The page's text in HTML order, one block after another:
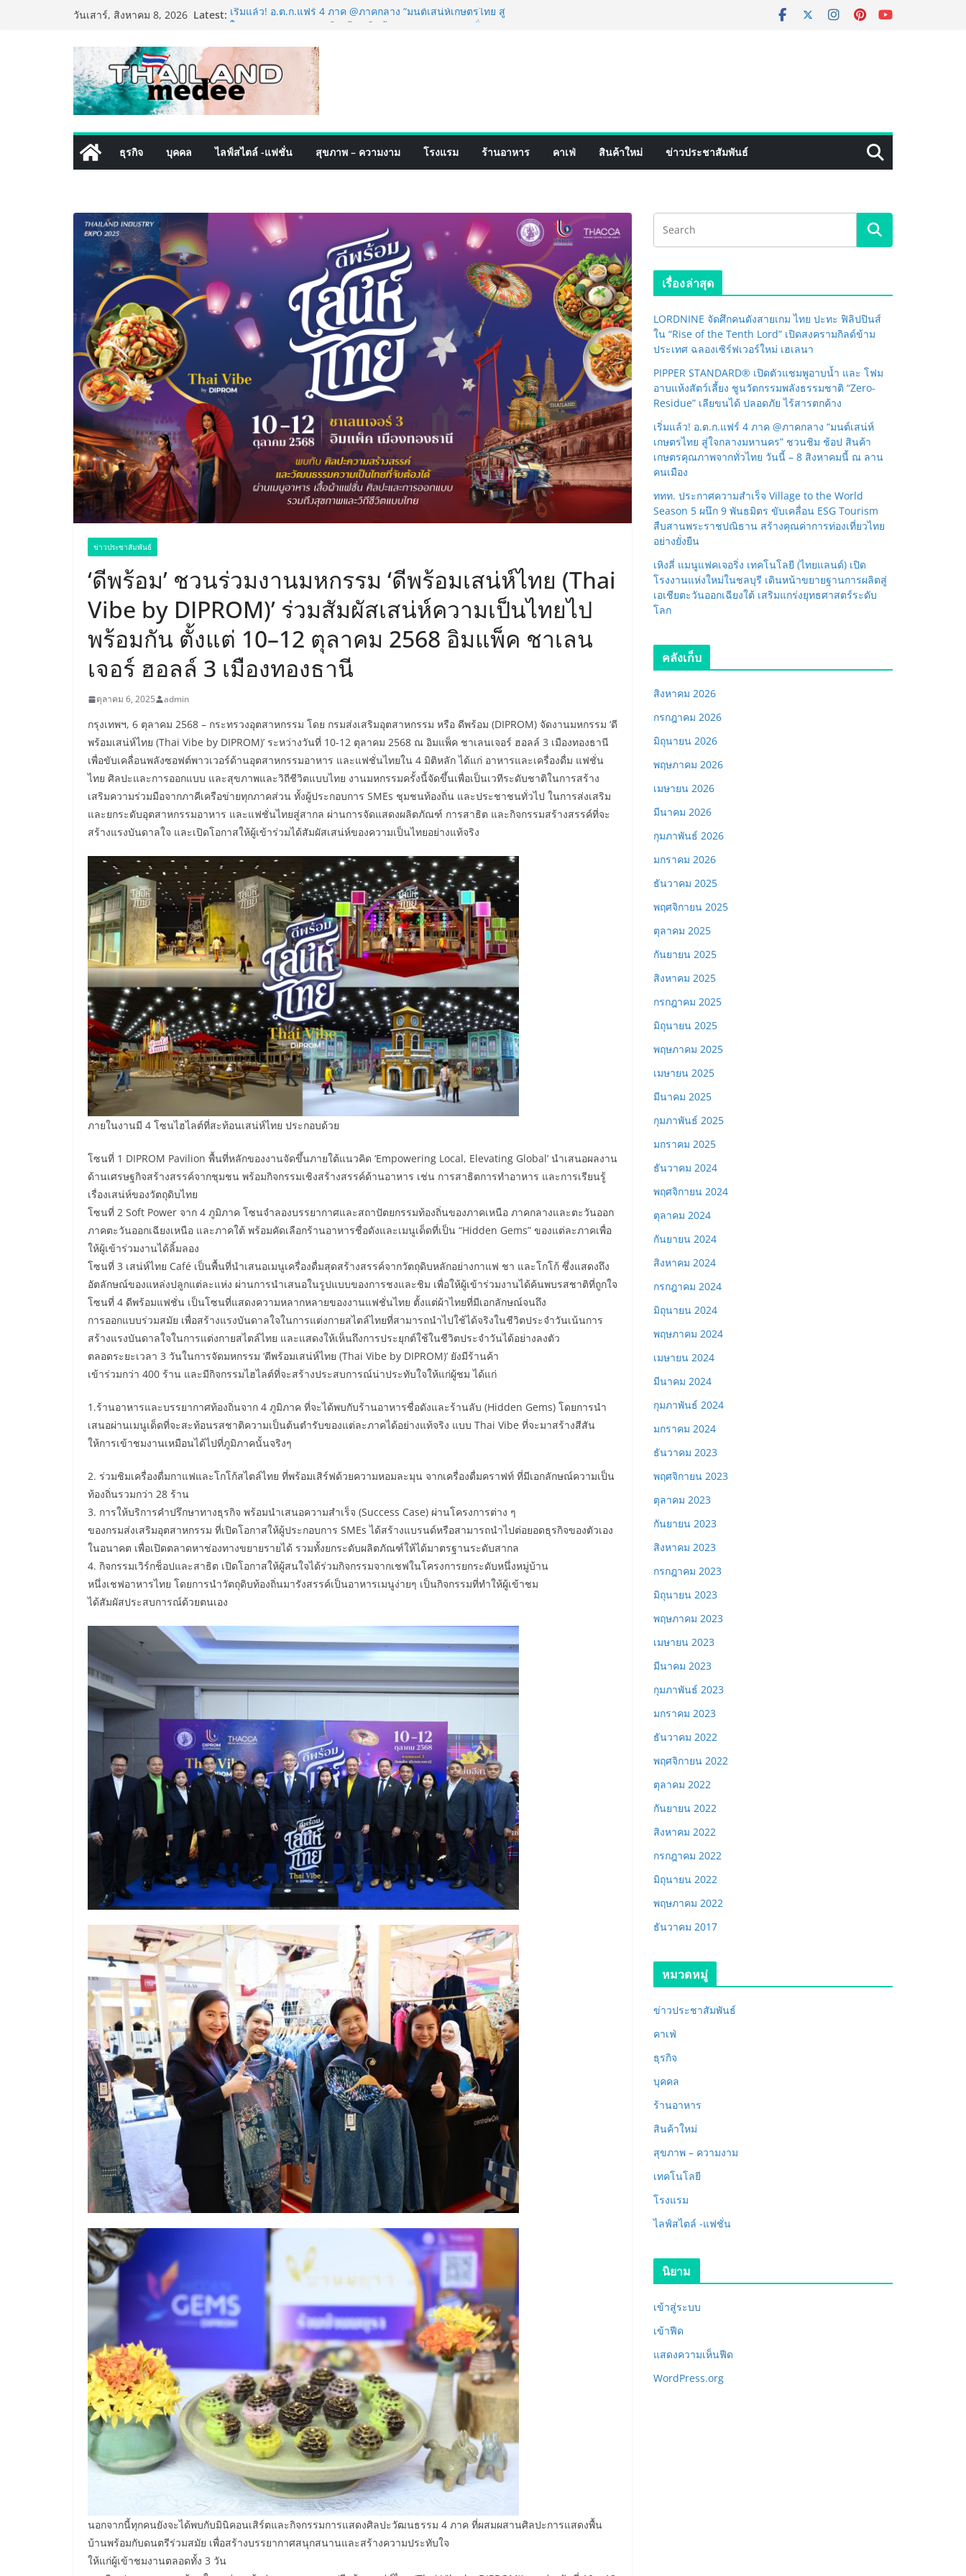
วันเสาร์, สิงหาคม 8, 2026 Latest: เริ่มแล้ว! อ.ต.ก.แฟร์ 4 ภาค @ภาคกลาง “มนต์เสน่ห์เกษตรไทย สู่
ททท. ประกาศความสำเร็จ Village to the World Season 5 ผนึก 9
พันธมิตร ขับเคลื่อน ESG Tourism สืบสานพระราชปณิธาน สร้าง
คุณค่าการท่องเที่ยวไทยอย่างยั่งยืน
เหิงลี่ แมนูแฟคเจอริ่ง เทคโนโลยี (ไทยแลนด์) เปิดโรงงานแห่งใหม่
ในชลบุรี เดินหน้าขยายฐานการผลิตสู่เอเชียตะวันออกเฉียงใต้
เสริมแกร่งยุทธศาสตร์ระดับโลก
LORDNINE จัดศึกคนดังสายเกม ไทย ปะทะ ฟิลิปปินส์ ใน “Rise of
the Tenth Lord” เปิดสงครามกิลด์ข้ามประเทศ ฉลองเซิร์ฟเวอร์
ใหม่ เฮเลนา
ปลอดภัย ไร้สารตกค้าง
ธุรกิจ บุคคล ไลฟ์สไตล์ -แฟชั่น สุขภาพ – ความงาม โรงแรม ร้านอาหาร คาเฟ่ สินค้าใหม่ ข่าวประชาสัมพันธ์
ข่าวประชาสัมพันธ์
‘ดีพร้อม’ ชวนร่วมงานมหกรรม ‘ดีพร้อมเสน่ห์ไทย (Thai
Vibe by DIPROM)’ ร่วมสัมผัสเสน่ห์ความเป็นไทยไป
พร้อมกัน ตั้งแต่ 10–12 ตุลาคม 2568 อิมแพ็ค ชาเลน
เจอร์ ฮอลล์ 3 เมืองทองธานี
ตุลาคม 6, 2025 admin
​กรุงเทพฯ, 6 ตุลาคม 2568 – กระทรวงอุตสาหกรรม โดย กรมส่งเสริมอุตสาหกรรม หรือ ดีพร้อม (DIPROM) จัดงานมหกรรม ‘ดี
พร้อมเสน่ห์ไทย (Thai Vibe by DIPROM)’ ระหว่างวันที่ 10-12 ตุลาคม 2568 ณ อิมแพ็ค ชาเลนเจอร์ ฮอลล์ 3 เมืองทองธานี
เพื่อขับเคลื่อนพลังซอฟต์พาวเวอร์ด้านอุตสาหกรรมอาหาร และแฟชั่นไทยใน 4 มิติหลัก ได้แก่ อาหารและเครื่องดื่ม แฟชั่น
ไทย ศิลปะและการออกแบบ และสุขภาพและวิถีชีวิตแบบไทย งานมหกรรมครั้งนี้จัดขึ้นเพื่อเป็นเวทีระดับชาติในการสร้าง
เสริมความร่วมมือจากภาคีเครือข่ายทุกภาคส่วน ทั้งผู้ประกอบการ SMEs ชุมชนท้องถิ่น และประชาชนทั่วไป ในการส่งเสริม
และยกระดับอุตสาหกรรมอาหาร และแฟชั่นไทยสู่สากล ผ่านการจัดแสดงผลิตภัณฑ์ การสาธิต และกิจกรรมสร้างสรรค์ที่จะ
สร้างแรงบันดาลใจ และเปิดโอกาสให้ผู้เข้าร่วมได้สัมผัสเสน่ห์ของความเป็นไทยอย่างแท้จริง
​ภายในงานมี 4 โซนไฮไลต์ที่สะท้อนเสน่ห์ไทย ประกอบด้วย
โซนที่ 1 DIPROM Pavilion พื้นที่หลักของงานจัดขึ้นภายใต้แนวคิด ‘Empowering Local, Elevating Global’ นำเสนอผลงาน
ด้านเศรษฐกิจสร้างสรรค์จากชุมชน พร้อมกิจกรรมเชิงสร้างสรรค์ด้านอาหาร เช่น การสาธิตการทำอาหาร และการเรียนรู้
เรื่องเสน่ห์ของวัตถุดิบไทย
โซนที่ 2 Soft Power จาก 4 ภูมิภาค โซนจำลองบรรยากาศและสถาปัตยกรรมท้องถิ่นของภาคเหนือ ภาคกลางและตะวันออก
ภาคตะวันออกเฉียงเหนือ และภาคใต้ พร้อมคัดเลือกร้านอาหารชื่อดังและเมนูเด็ดที่เป็น “Hidden Gems” ของแต่ละภาคเพื่อ
ให้ผู้เข้าร่วมงานได้ลิ้มลอง
โซนที่ 3 เสน่ห์ไทย Café เป็นพื้นที่นำเสนอเมนูเครื่องดื่มสุดสร้างสรรค์จากวัตถุดิบหลักอย่างกาแฟ ชา และโกโก้ ซึ่งแสดงถึง
อัตลักษณ์ของแหล่งปลูกแต่ละแห่ง ผ่านการนำเสนอในรูปแบบของการชงและชิม เพื่อให้ผู้เข้าร่วมงานได้ค้นพบรสชาติที่ถูกใจ
โซนที่ 4 ดีพร้อมแฟชั่น เป็นโซนที่แสดงความหลากหลายของงานแฟชั่นไทย ตั้งแต่ผ้าไทยที่มีเอกลักษณ์จนถึง
การออกแบบร่วมสมัย เพื่อสร้างแรงบันดาลใจในการแต่งกายสไตล์ไทยที่สามารถนำไปใช้ได้จริงในชีวิตประจำวันเน้นการ
สร้างแรงบันดาลใจในการแต่งกายสไตล์ไทย และแสดงให้เห็นถึงการประยุกต์ใช้ในชีวิตประจำวันได้อย่างลงตัว
​ตลอดระยะเวลา 3 วันในการจัดมหกรรม ‘ดีพร้อมเสน่ห์ไทย (Thai Vibe by DIPROM)’ ยังมีร้านค้า
เข้าร่วมกว่า 400 ร้าน และมีกิจกรรมไฮไลต์ที่จะสร้างประสบการณ์น่าประทับใจให้แก่ผู้ชม ได้แก่
1.ร้านอาหารและบรรยากาศท้องถิ่นจาก 4 ภูมิภาค ที่จะได้พบกับร้านอาหารชื่อดังและร้านลับ (Hidden Gems) โดยการนำ
เสนอผ่านเมนูเด็ดที่จะสะท้อนรสชาติความเป็นต้นตำรับของแต่ละภาคได้อย่างแท้จริง แบบ Thai Vibe ที่จะมาสร้างสีสัน
ให้การเข้าชมงานเหมือนได้ไปที่ภูมิภาคนั้นจริงๆ
2. ร่วมชิมเครื่องดื่มกาแฟและโกโก้สไตล์ไทย ที่พร้อมเสิร์ฟด้วยความหอมละมุน จากเครื่องดื่มคราฟท์ ที่มีเอกลักษณ์ความเป็น
ท้องถิ่นรวมกว่า 28 ร้าน
3. การให้บริการคำปรึกษาทางธุรกิจ พร้อมนำเสนอความสำเร็จ (Success Case) ผ่านโครงการต่าง ๆ
ของกรมส่งเสริมอุตสาหกรรม ที่เปิดโอกาสให้ผู้ประกอบการ SMEs ได้สร้างแบรนด์หรือสามารถนำไปต่อยอดธุรกิจของตัวเอง
ในอนาคต เพื่อเปิดตลาดหาช่องทางขยายรายได้ รวมทั้งยกระดับผลิตภัณฑ์ให้ได้มาตรฐานระดับสากล
4. กิจกรรมเวิร์กช็อปและสาธิต เปิดโอกาสให้ผู้สนใจได้ร่วมกิจกรรมจากเชฟในโครงการยกระดับหนึ่งหมู่บ้าน
หนึ่งเชฟอาหารไทย โดยการนำวัตถุดิบท้องถิ่นมารังสรรค์เป็นอาหารเมนูง่ายๆ เป็นกิจกรรมที่ทำให้ผู้เข้าชม
ได้สัมผัสประสบการณ์ด้วยตนเอง
​นอกจากนี้ทุกคนยังจะได้พบกับมินิคอนเสิร์ตและกิจกรรมการแสดงศิลปะวัฒนธรรม 4 ภาค ที่ผสมผสานศิลปะการแสดงพื้น
บ้านพร้อมกับดนตรีร่วมสมัย เพื่อสร้างบรรยากาศสนุกสนานและสร้างความประทับใจ
ให้แก่ผู้เข้าชมงานตลอดทั้ง 3 วัน
เรื่องล่าสุด
LORDNINE จัดศึกคนดังสายเกม ไทย ปะทะ ฟิลิปปินส์
ใน “Rise of the Tenth Lord” เปิดสงครามกิลด์ข้าม
ประเทศ ฉลองเซิร์ฟเวอร์ใหม่ เฮเลนา
PIPPER STANDARD® เปิดตัวแชมพูอาบน้ำ และ โฟม
อาบแห้งสัตว์เลี้ยง ชูนวัตกรรมพลังธรรมชาติ “Zero-
Residue” เลียขนได้ ปลอดภัย ไร้สารตกค้าง
เริ่มแล้ว! อ.ต.ก.แฟร์ 4 ภาค @ภาคกลาง “มนต์เสน่ห์
เกษตรไทย สู่ใจกลางมหานคร” ชวนชิม ช้อป สินค้า
เกษตรคุณภาพจากทั่วไทย วันนี้ – 8 สิงหาคมนี้ ณ ลาน
คนเมือง
ททท. ประกาศความสำเร็จ Village to the World
Season 5 ผนึก 9 พันธมิตร ขับเคลื่อน ESG Tourism
สืบสานพระราชปณิธาน สร้างคุณค่าการท่องเที่ยวไทย
อย่างยั่งยืน
เหิงลี่ แมนูแฟคเจอริ่ง เทคโนโลยี (ไทยแลนด์) เปิด
โรงงานแห่งใหม่ในชลบุรี เดินหน้าขยายฐานการผลิตสู่
เอเชียตะวันออกเฉียงใต้ เสริมแกร่งยุทธศาสตร์ระดับ
โลก
คลังเก็บ
สิงหาคม 2026
กรกฎาคม 2026
มิถุนายน 2026
พฤษภาคม 2026
เมษายน 2026
มีนาคม 2026
กุมภาพันธ์ 2026
มกราคม 2026
ธันวาคม 2025
พฤศจิกายน 2025
ตุลาคม 2025
กันยายน 2025
สิงหาคม 2025
กรกฎาคม 2025
มิถุนายน 2025
พฤษภาคม 2025
เมษายน 2025
มีนาคม 2025
กุมภาพันธ์ 2025
มกราคม 2025
ธันวาคม 2024
พฤศจิกายน 2024
ตุลาคม 2024
กันยายน 2024
สิงหาคม 2024
กรกฎาคม 2024
มิถุนายน 2024
พฤษภาคม 2024
เมษายน 2024
มีนาคม 2024
กุมภาพันธ์ 2024
มกราคม 2024
ธันวาคม 2023
พฤศจิกายน 2023
ตุลาคม 2023
กันยายน 2023
สิงหาคม 2023
กรกฎาคม 2023
มิถุนายน 2023
พฤษภาคม 2023
เมษายน 2023
มีนาคม 2023
กุมภาพันธ์ 2023
มกราคม 2023
ธันวาคม 2022
พฤศจิกายน 2022
ตุลาคม 2022
กันยายน 2022
สิงหาคม 2022
กรกฎาคม 2022
มิถุนายน 2022
พฤษภาคม 2022
ธันวาคม 2017
หมวดหมู่
ข่าวประชาสัมพันธ์
คาเฟ่
ธุรกิจ
บุคคล
ร้านอาหาร
สินค้าใหม่
สุขภาพ – ความงาม
เทคโนโลยี
โรงแรม
ไลฟ์สไตล์ -แฟชั่น
นิยาม
เข้าสู่ระบบ
เข้าฟีด
แสดงความเห็นฟีด
WordPress.org